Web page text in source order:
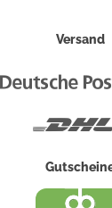
Versand